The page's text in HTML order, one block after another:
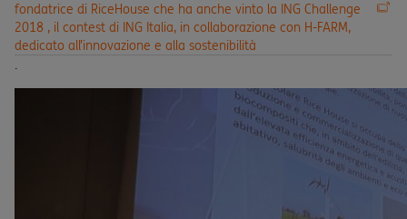
fondatrice di RiceHouse che ha anche vinto la ING Challenge
2018 , il contest di ING Italia, in collaborazione con H-FARM,
dedicato all’innovazione e alla sostenibilità
.